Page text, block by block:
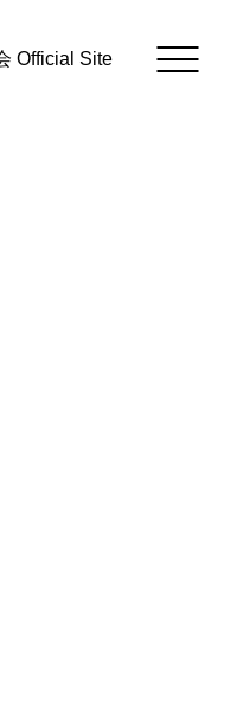
Official Site